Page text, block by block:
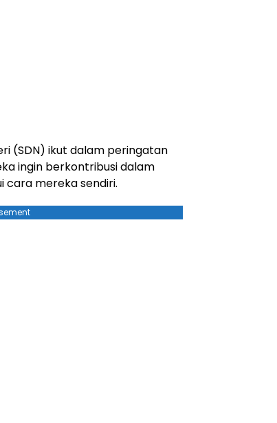
(SDN) ikut dalam peringatan
ingin berkontribusi dalam
cara mereka sendiri.